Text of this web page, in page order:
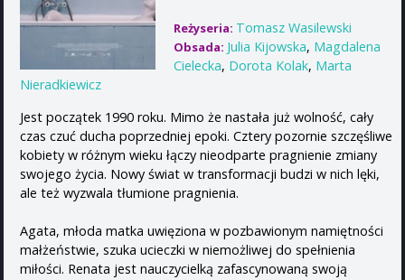
Reżyseria: Tomasz Wasilewski
Obsada: Julia Kijowska, Magdalena
Cielecka, Dorota Kolak, Marta
Nieradkiewicz
Jest początek 1990 roku. Mimo że nastała już wolność, cały
czas czuć ducha poprzedniej epoki. Cztery pozornie szczęśliwe
kobiety w różnym wieku łączy nieodparte pragnienie zmiany
swojego życia. Nowy świat w transformacji budzi w nich lęki,
ale też wyzwala tłumione pragnienia.
Agata, młoda matka uwięziona w pozbawionym namiętności
małżeństwie, szuka ucieczki w niemożliwej do spełnienia
miłości. Renata jest nauczycielką zafascynowaną swoją